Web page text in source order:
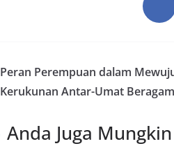
Peran Perempuan dalam
Kerukunan Antar-Umat
Anda Juga